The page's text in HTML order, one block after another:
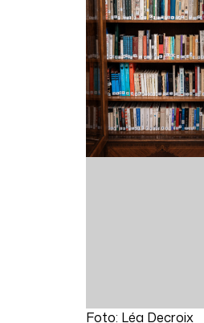
Foto: Léa Decroix